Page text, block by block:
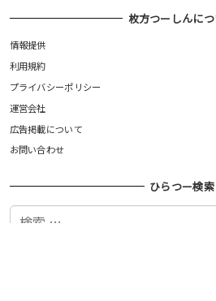
枚方つーしんに
情報提供
利用規約
プライバシーポリシー
運営会社
広告掲載について
お問い合わせ
ひらつー検索
検